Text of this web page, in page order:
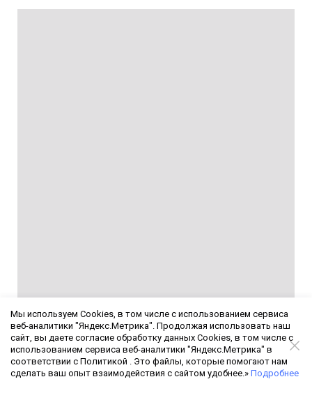
Анна Чудинова
Мы используем Cookies, в том числе с использованием сервиса
веб-аналитики "Яндекс.Метрика". Продолжая использовать наш
сайт, вы даете согласие обработку данных Cookies, в том числе с
использованием сервиса веб-аналитики "Яндекс.Метрика" в
соответствии с Политикой . Это файлы, которые помогают нам
сделать ваш опыт взаимодействия с сайтом удобнее.» Подробнее